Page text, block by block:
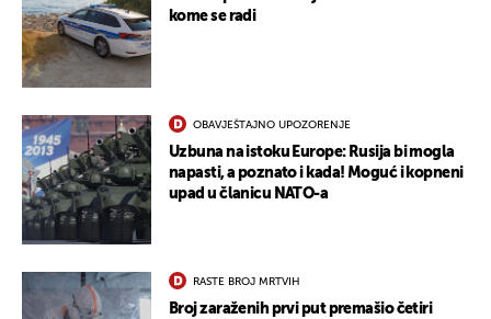
kome se radi
OBAVJEŠTAJNO UPOZORENJE
Uzbuna na istoku Europe: Rusija bi mogla
napasti, a poznato i kada! Moguć i kopneni
upad u članicu NATO-a
RASTE BROJ MRTVIH
Broj zaraženih prvi put premašio četiri